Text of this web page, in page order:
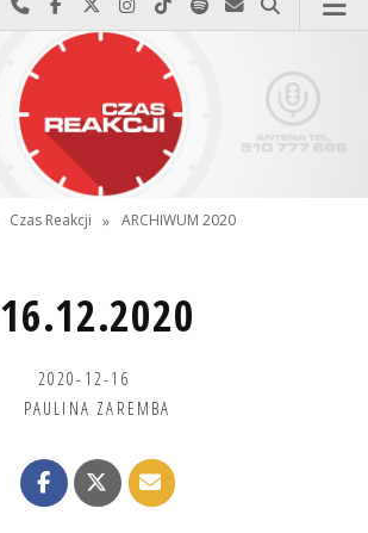
Najlepiej po prostu do nas zadzwoń
Odwiedź nas na Facebook-u
Odwiedź nas na X
Odwiedź nas na Instagram-ie
Odwiedź nas na TikTok-u
Szukaj nas na Spotify
Wyślij do nas
Szukaj
Czas Reakcji » ARCHIWUM 2020
16.12.2020
2020-12-16
PAULINA ZAREMBA